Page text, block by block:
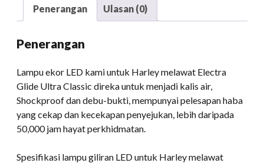
Electra
Classic
Penerangan Ulasan (0)
Penerangan
Lampu ekor LED kami untuk Harley melawat Electra
Glide Ultra Classic direka untuk menjadi kalis air,
Shockproof dan debu-bukti, mempunyai pelesapan haba
yang cekap dan kecekapan penyejukan, lebih daripada
50,000 jam hayat perkhidmatan.
Spesifikasi lampu giliran LED untuk Harley melawat